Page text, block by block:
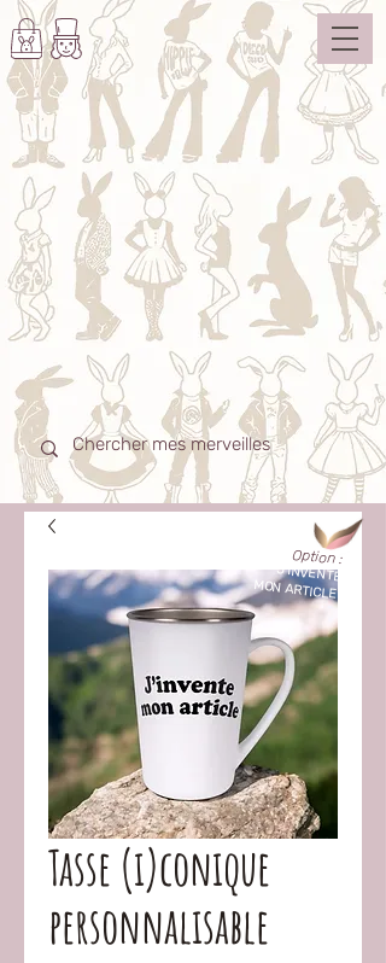
Tasse (i)conique
personnalisable
"J'INVENTE
MON ARTICLE !
Option :